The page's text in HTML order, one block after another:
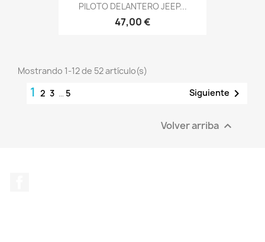
PILOTO DELANTERO JEEP...
47,00 €
Mostrando 1-12 de 52 artículo(s)
1 2 3 … 5 Siguiente 
Volver arriba 